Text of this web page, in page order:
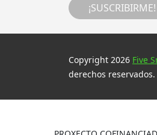
¡SUSCRIBIRME!
Copyright 2026 Five
derechos reservados.